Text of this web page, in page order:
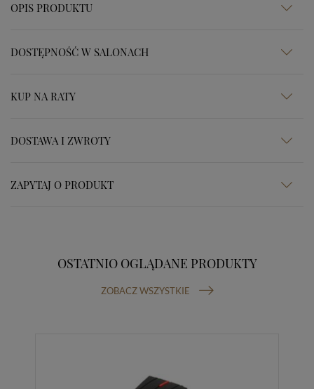
OPIS PRODUKTU
DOSTĘPNOŚĆ W SALONACH
KUP NA RATY
DOSTAWA I ZWROTY
ZAPYTAJ O PRODUKT
OSTATNIO OGLĄDANE PRODUKTY
ZOBACZ WSZYSTKIE